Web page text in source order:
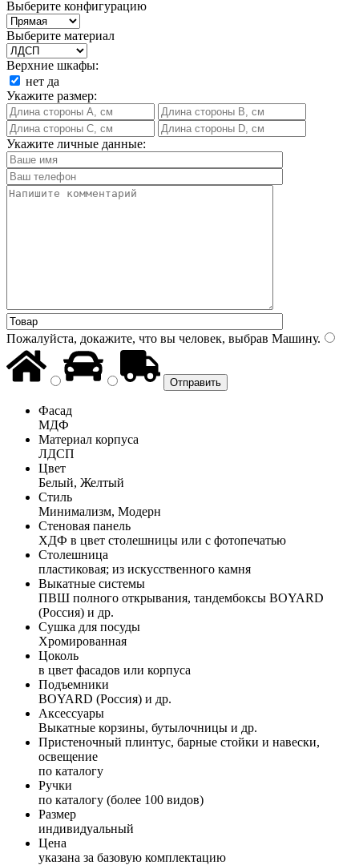
Выберите конфигурацию
Выберите материал
Верхние шкафы:
нет да
Укажите размер:
Укажите личные данные:
Пожалуйста, докажите, что вы человек, выбрав Машину.
Фасад
МДФ
Материал корпуса
ЛДСП
Цвет
Белый, Желтый
Стиль
Минимализм, Модерн
Стеновая панель
ХДФ в цвет столешницы или с фотопечатью
Столешница
пластиковая; из искусственного камня
Выкатные системы
ПВШ полного открывания, тандембоксы BOYARD
(Россия) и др.
Сушка для посуды
Хромированная
Цоколь
в цвет фасадов или корпуса
Подъемники
BOYARD (Россия) и др.
Аксессуары
Выкатные корзины, бутылочницы и др.
Пристеночный плинтус, барные стойки и навески,
освещение
по каталогу
Ручки
по каталогу (более 100 видов)
Размер
индивидуальный
Цена
указана за базовую комплектацию